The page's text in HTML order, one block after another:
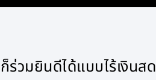
ร่วมยินดีได้แบบไร้เงินสด